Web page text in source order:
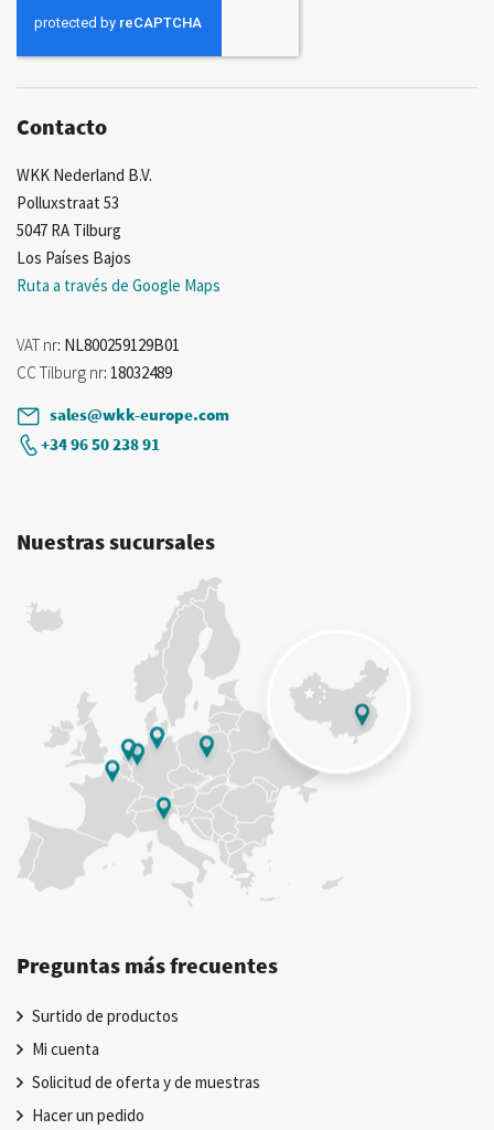
boletín
Contacto
WKK Nederland B.V.
Polluxstraat 53
5047 RA Tilburg
Los Países Bajos
Ruta a través de Google Maps
VAT nr: NL800259129B01
CC Tilburg nr: 18032489
sales@wkk-europe.com
+34 96 50 238 91
Nuestras sucursales
Preguntas más frecuentes
Surtido de productos
Mi cuenta
Solicitud de oferta y de muestras
Hacer un pedido